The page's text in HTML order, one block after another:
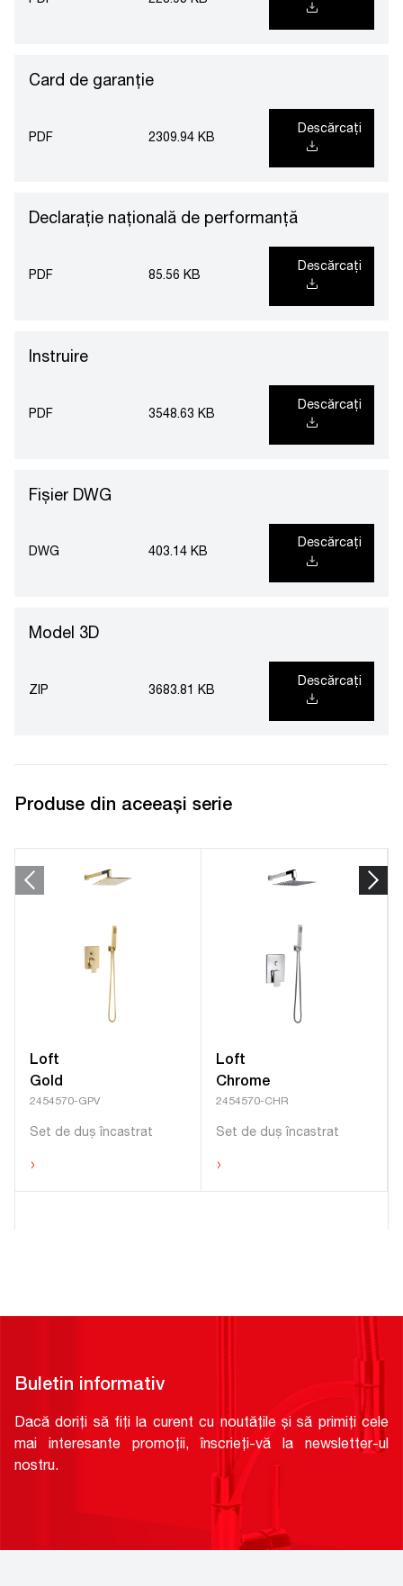
Card de garanție
PDF 2309.94 KB
Descărcați
Declarație națională de performanță
PDF 85.56 KB
Descărcați
Instruire
PDF 3548.63 KB
Descărcați
Fișier DWG
DWG 403.14 KB
Descărcați
Model 3D
ZIP 3683.81 KB
Descărcați
Produse din aceeași serie
Loft
Gold
2454570-GPV
Set de duș încastrat
›
Loft
Chrome
2454570-CHR
Set de duș încastrat
›
Buletin informativ
Dacă doriți să fiți la curent cu noutățile și să primiți cele
mai interesante promoții, înscrieți-vă la newsletter-ul
nostru.